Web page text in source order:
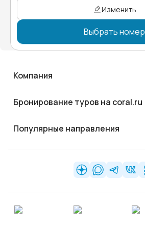
Изменить
Выбрать номер
Компания
Бронирование туров на coral.ru
Популярные направления